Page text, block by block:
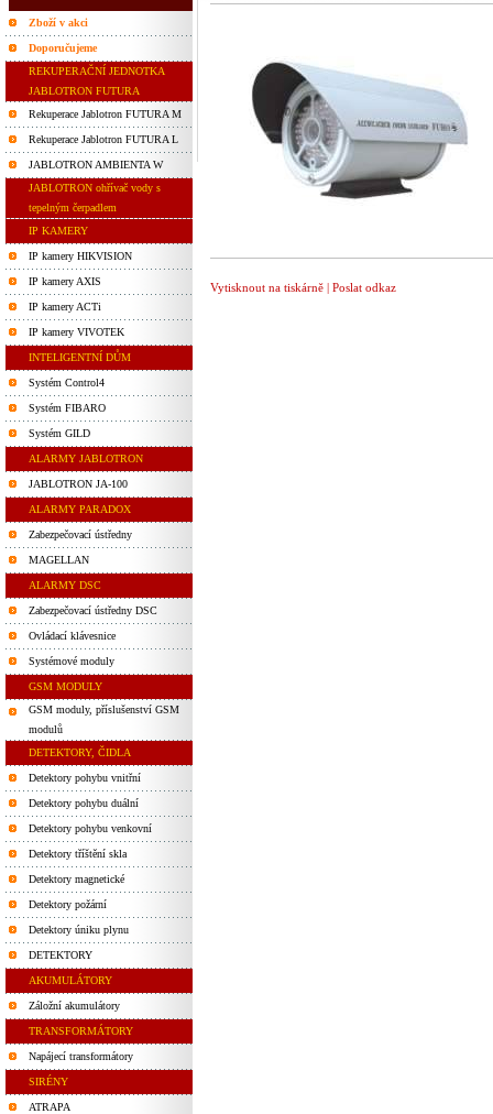
Zboží v akci
Doporučujeme
REKUPERAČNÍ JEDNOTKA
JABLOTRON FUTURA
Rekuperace Jablotron FUTURA M
Rekuperace Jablotron FUTURA L
JABLOTRON AMBIENTA W
JABLOTRON ohřívač vody s
tepelným čerpadlem
IP KAMERY
IP kamery HIKVISION
IP kamery AXIS
IP kamery ACTi
IP kamery VIVOTEK
INTELIGENTNÍ DŮM
Systém Control4
Systém FIBARO
Systém GILD
ALARMY JABLOTRON
JABLOTRON JA-100
ALARMY PARADOX
Zabezpečovací ústředny
MAGELLAN
ALARMY DSC
Zabezpečovací ústředny DSC
Ovládací klávesnice
Systémové moduly
GSM MODULY
GSM moduly, příslušenství GSM
modulů
DETEKTORY, ČIDLA
Detektory pohybu vnitřní
Detektory pohybu duální
Detektory pohybu venkovní
Detektory tříštění skla
Detektory magnetické
Detektory požární
Detektory úniku plynu
DETEKTORY
AKUMULÁTORY
Záložní akumulátory
TRANSFORMÁTORY
Napájecí transformátory
SIRÉNY
ATRAPA
Vytisknout na tiskárně | Poslat odkaz